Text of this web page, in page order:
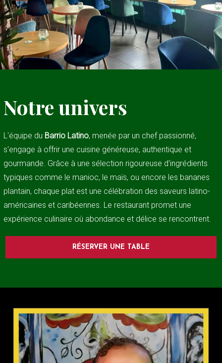
Notre univers
L'équipe du Barrio Latino, menée par un chef passionné,
s'engage à offrir une cuisine généreuse, authentique et
gourmande. Grâce à une sélection rigoureuse d'ingrédients
typiques comme le manioc, le maïs, ou encore les bananes
plantain, chaque plat est une célébration des saveurs latino-
américaines et caribéennes. Le restaurant promet une
expérience culinaire où abondance et délice se rencontrent.
RÉSERVER UNE TABLE